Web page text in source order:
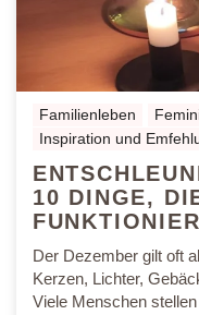
Familienleben
Inspiration und
10 DINGE,
Der Dezember gilt oft
Kerzen, Lichter,
Viele Menschen